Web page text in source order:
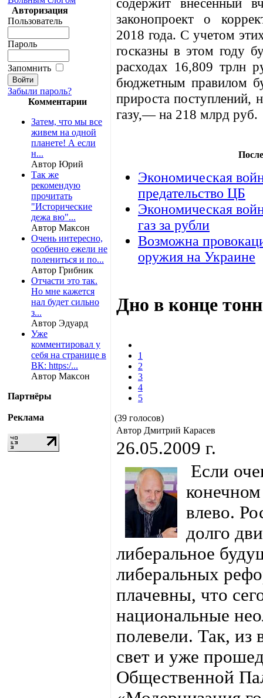
Авторизация
Пользователь
Пароль
Запомнить
Забыли пароль?
Комментарии
Затем, что мы все
живем на одной
планете! А если
н...
Автор Юрий
Так же
рекомендую
прочитать
"Исторические
дежа вю"...
Автор Максон
Очень интересно,
особенно ежели не
полениться и по...
Автор Грибник
Отчасти это так.
Но мне кажется
нал будет сильно
з...
Автор Эдуард
Уже
комментировал у
себя на странице в
ВК: https:/...
Автор Максон
Партнёры
Реклама
законопроект о
2018 года. С учетом
госказны в этом году
расходах 16,809 трлн
бюджетным правилом
прироста
газу,— на 218 млрд руб.
Экономическая
предательство ЦБ
Экономическая
газ за рубли
Возможна
оружия на Украине
Дно в конце
1
2
3
4
5
(39 голосов)
Автор Дмитрий Карасев
26.05.2009 г.
Если
влево.
долго
либеральное
либеральных
плачевны, что
национальные
полевели. Так,
свет и уже
Общественной